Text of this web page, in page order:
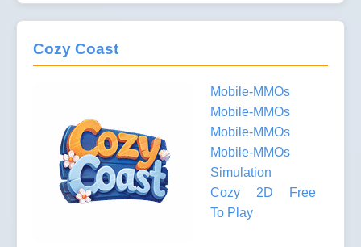
Cozy Coast
Mobile-MMOs
Mobile-MMOs
Mobile-MMOs
Mobile-MMOs
Simulation
Cozy
2D
Free
To Play